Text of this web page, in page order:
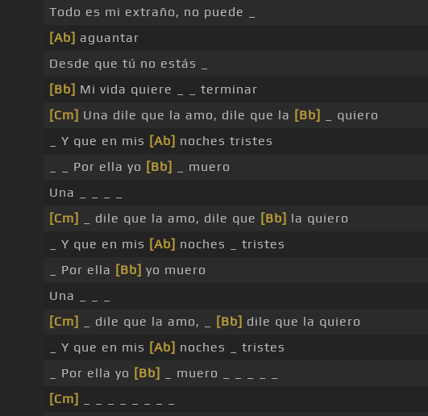
Todo es mi extraño, no puede _
[Ab] aguantar
Desde que tú no estás _
[Bb] Mi vida quiere _ _ terminar
[Cm] Una dile que la amo, dile que la [Bb]
_ quiero
_ Y que en mis [Ab] noches tristes
_ _ Por ella yo [Bb]
_ muero
Una _ _ _ _
[Cm]
_ dile que la amo, dile que [Bb] la quiero
_ Y que en mis [Ab] noches _ tristes
_ Por ella [Bb] yo muero
Una _ _ _
[Cm]
_ dile que la amo, _ [Bb] dile que la quiero
_ Y que en mis [Ab] noches _ tristes
_ Por ella yo [Bb]
_ muero _ _ _ _ _
[Cm]